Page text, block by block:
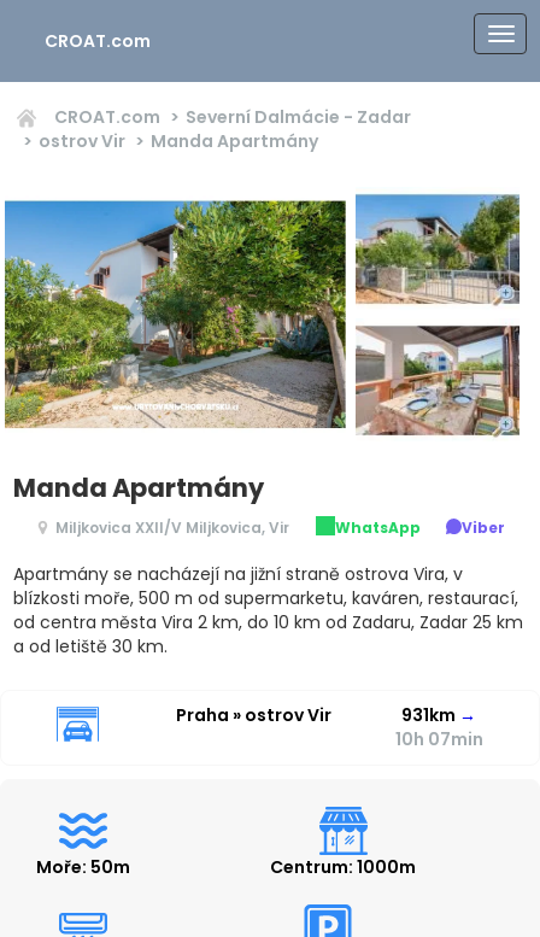
CROAT.com
CROAT.com
Severní Dalmácie - Zadar
ostrov Vir
Manda Apartmány
Manda Apartmány
Miljkovica XXII/V Miljkovica, Vir WhatsApp Viber
Apartmány se nacházejí na jižní straně ostrova Vira, v
blízkosti moře, 500 m od supermarketu, kaváren, restaurací,
od centra města Vira 2 km, do 10 km od Zadaru, Zadar 25 km
a od letiště 30 km.
Praha » ostrov Vir 931km →
10h 07min
Moře: 50m Centrum: 1000m